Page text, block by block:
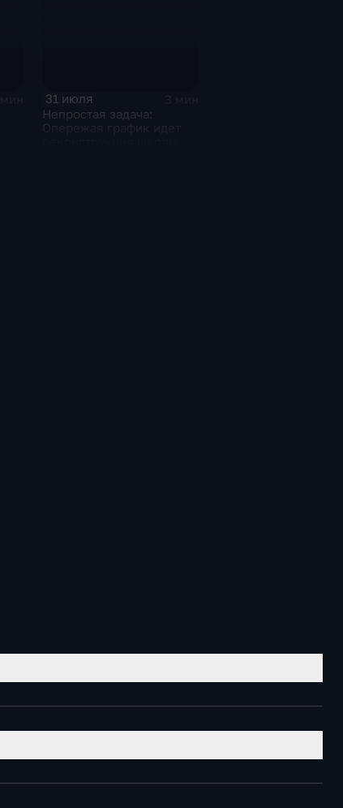
31 июля
Непростая задача: